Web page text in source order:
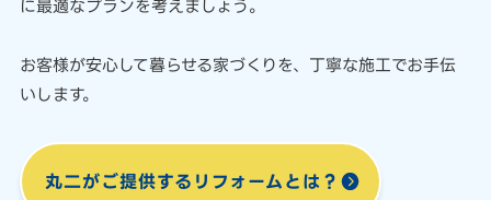
に最適なプランを考えましょう。
お客様が安心して暮らせる家づくりを、 丁寧な施工でお手伝
いします。
丸二がご提供する リフォームとは？